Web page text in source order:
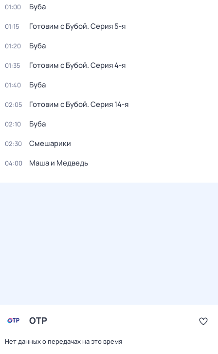
01:00 Буба
01:15 Готовим с Бубой. Серия 5-я
01:20 Буба
01:35 Готовим с Бубой. Серия 4-я
01:40 Буба
02:05 Готовим с Бубой. Серия 14-я
02:10 Буба
02:30 Смешарики
04:00 Маша и Медведь
ОТР
Нет данных о передачах на это время